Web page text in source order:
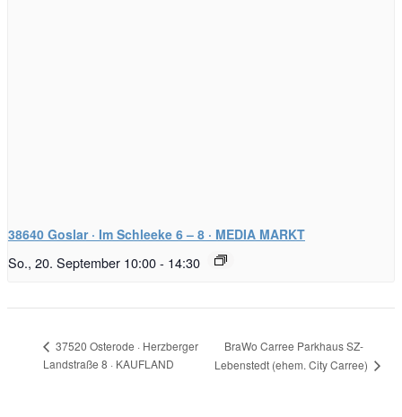
38640 Goslar · Im Schleeke 6 – 8 · MEDIA MARKT
So., 20. September 10:00- 14:30
37520 Osterode · Herzberger
Landstraße 8 · KAUFLAND
BraWo Carree Parkhaus SZ-
Lebenstedt (ehem. City Carree)